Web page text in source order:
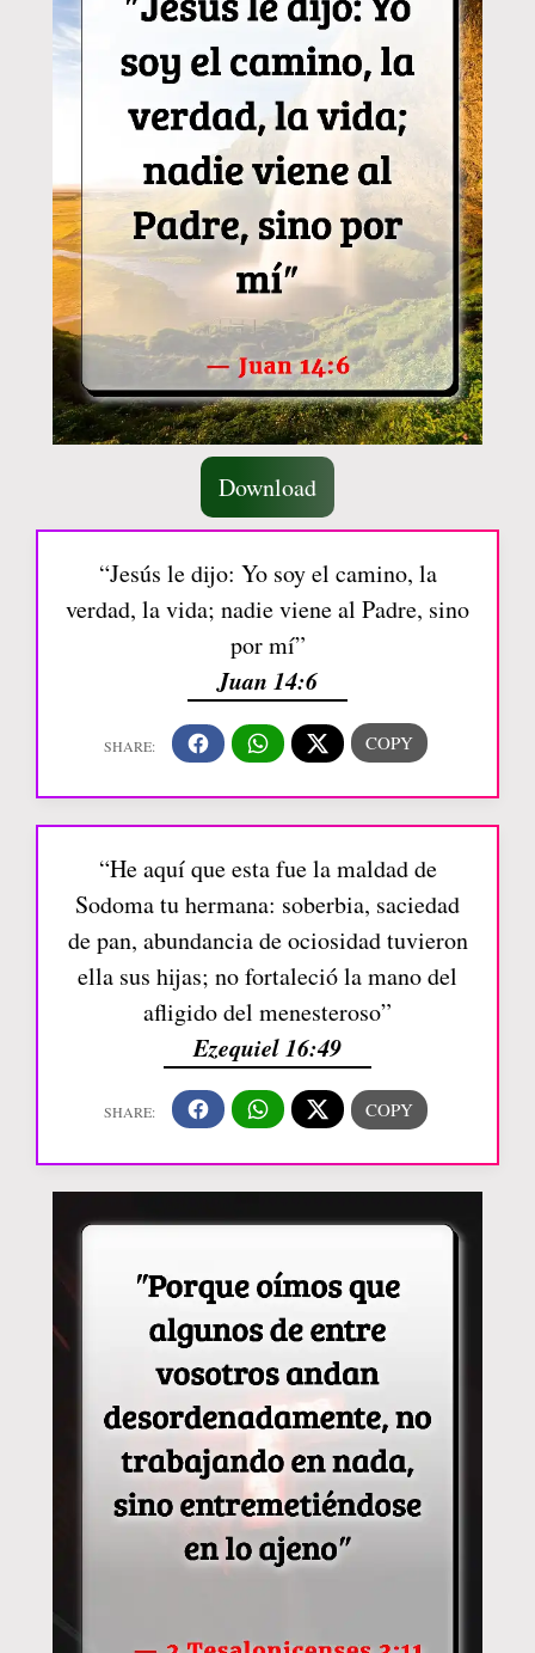
Download
“Jesús le dijo: Yo soy el camino, la
verdad, la vida; nadie viene al Padre, sino
por mí”
Juan 14:6
“He aquí que esta fue la maldad de
Sodoma tu hermana: soberbia, saciedad
de pan, abundancia de ociosidad tuvieron
ella sus hijas; no fortaleció la mano del
afligido del menesteroso”
Ezequiel 16:49